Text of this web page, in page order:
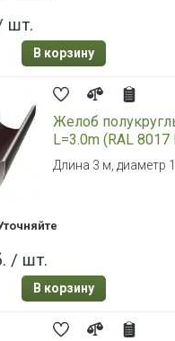
шт.
В корзину
Желоб
L=3.0m (RAL
Длина 3 м, диаметр
/ шт.
В корзину